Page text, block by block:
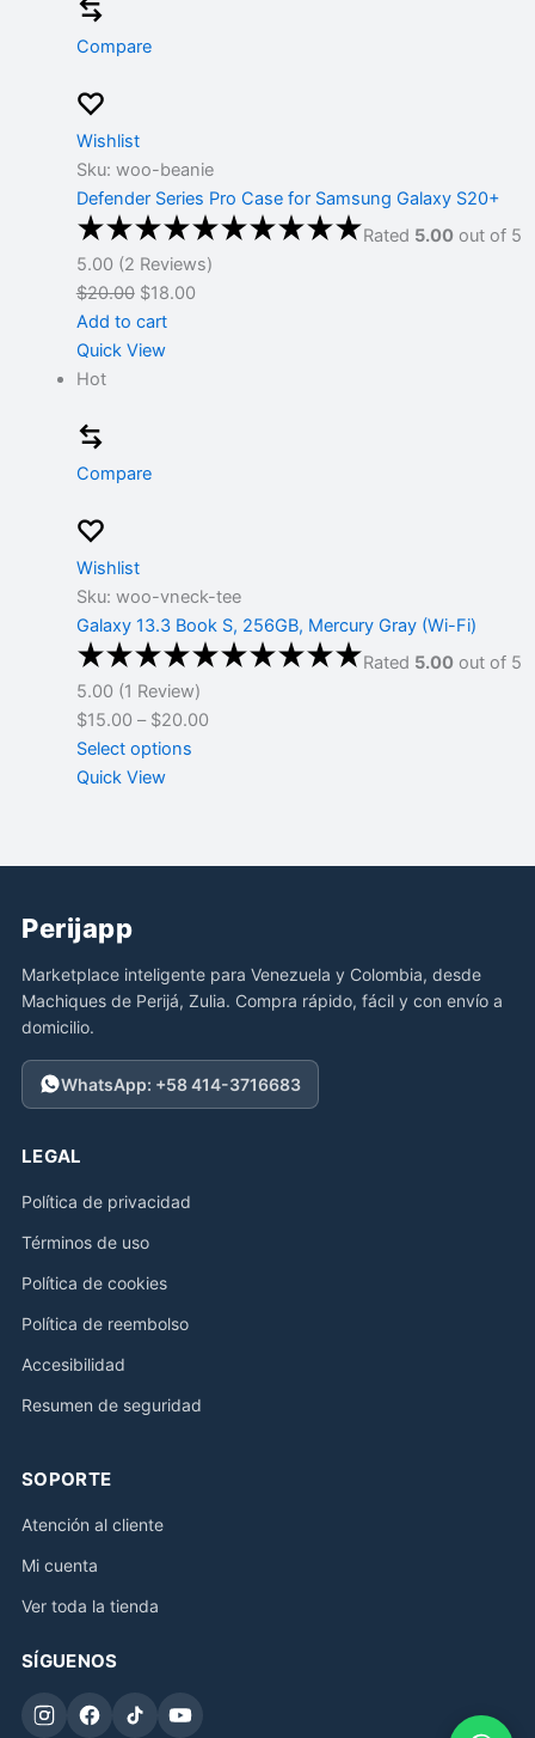
Compare
Wishlist
Sku: woo-beanie
Defender Series Pro Case for Samsung Galaxy S20+
Rated 5.00out of 5
5.00 (2 Reviews)
$20.00 $18.00
Add to cart
Quick View
Hot
Compare
Wishlist
Sku: woo-vneck-tee
Galaxy 13.3 Book S, 256GB, Mercury Gray (Wi-Fi)
Rated 5.00out of 5
5.00 (1 Review)
$15.00 – $20.00
Select options
Quick View
Perijapp
Marketplace inteligente para Venezuela y Colombia, desde
Machiques de Perijá, Zulia. Compra rápido, fácil y con envío a
domicilio.
WhatsApp: +58 414-3716683
LEGAL
Política de privacidad
Términos de uso
Política de cookies
Política de reembolso
Accesibilidad
Resumen de seguridad
SOPORTE
Atención al cliente
Mi cuenta
Ver toda la tienda
SÍGUENOS